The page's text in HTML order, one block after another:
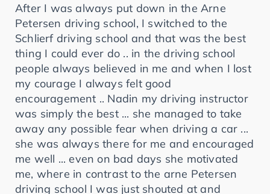
After I was always put down in the Arne
Petersen driving school, I switched to the
Schlierf driving school and that was the best
thing I could ever do .. in the driving school
people always believed in me and when I lost
my courage I always felt good
encouragement .. Nadin my driving instructor
was simply the best ... she managed to take
away any possible fear when driving a car ...
she was always there for me and encouraged
me well ... even on bad days she motivated
me, where in contrast to the arne Petersen
driving school I was just shouted at and